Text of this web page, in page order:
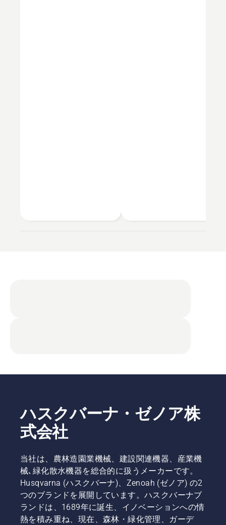
ハスクバーナ・ゼノア株
式会社
当社は、農林造園業機械、建設関連機器、産業機
械､緑化散水機器を総合的に扱うメーカーです。
Husqvarna (ハスクバーナ)、Zenoah (ゼノア) の2
つのブランドを展開しています。ハスクバーナブ
ランドは、1689年に誕生、イノベーションへの情
熱を積み重ね、現在、森林・緑化管理、ガーデ